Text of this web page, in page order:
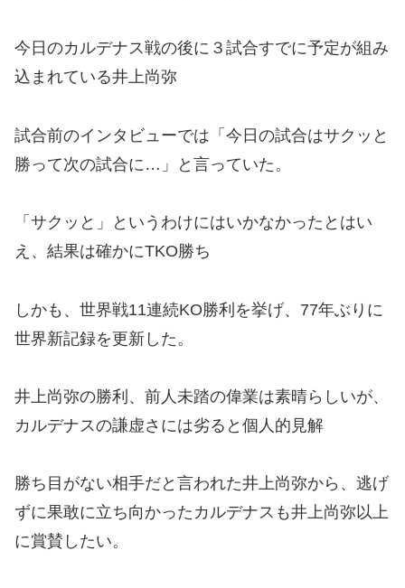
今日のカルデナス戦の後に３試合すでに予定が組み
込まれている井上尚弥
試合前のインタビューでは「今日の試合はサクッと
勝って次の試合に…」と言っていた。
「サクッと」というわけにはいかなかったとはい
え、結果は確かにTKO勝ち
しかも、世界戦11連続KO勝利を挙げ、77年ぶりに
世界新記録を更新した。
井上尚弥の勝利、前人未踏の偉業は素晴らしいが、
カルデナスの謙虚さには劣ると個人的見解
勝ち目がない相手だと言われた井上尚弥から、逃げ
ずに果敢に立ち向かったカルデナスも井上尚弥以上
に賞賛したい。